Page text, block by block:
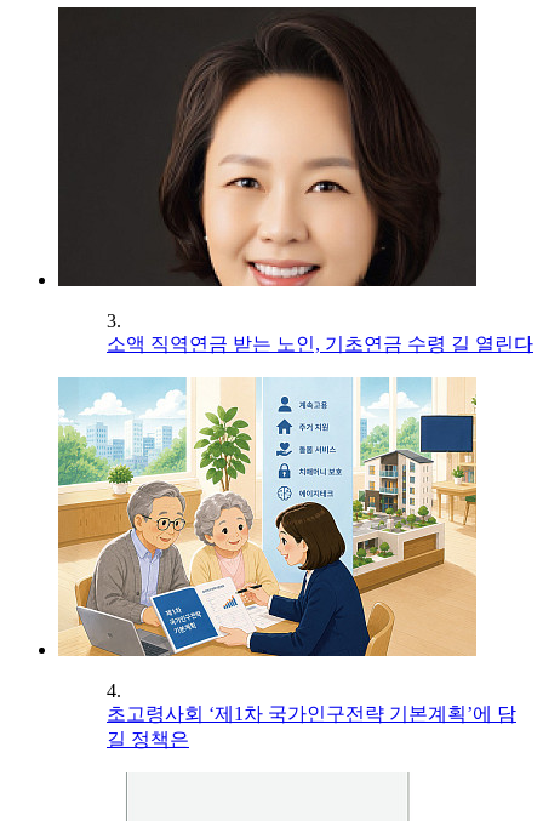
3.
소액 직역연금 받는 노인, 기초연금 수령 길 열린다
4.
초고령사회 ‘제1차 국가인구전략 기본계획’에 담
길 정책은